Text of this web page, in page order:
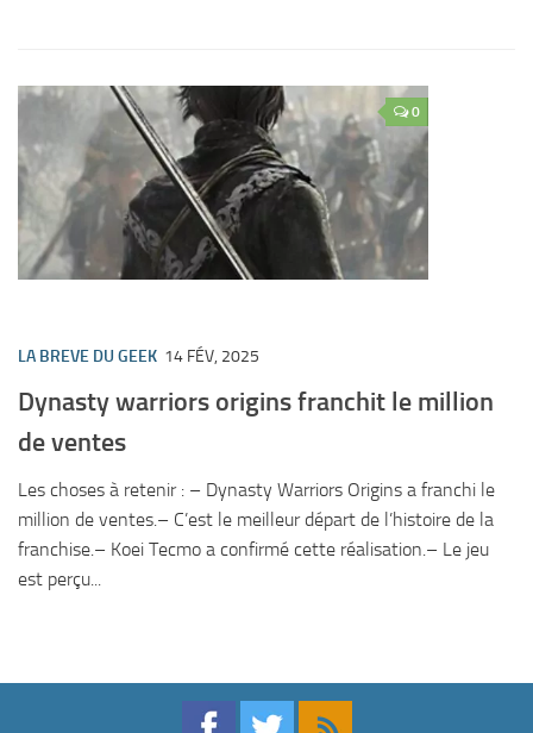
0
LA BREVE DU GEEK 14 FÉV, 2025
Dynasty warriors origins franchit le million
de ventes
Les choses à retenir : – Dynasty Warriors Origins a franchi le
million de ventes.– C’est le meilleur départ de l’histoire de la
franchise.– Koei Tecmo a confirmé cette réalisation.– Le jeu
est perçu...